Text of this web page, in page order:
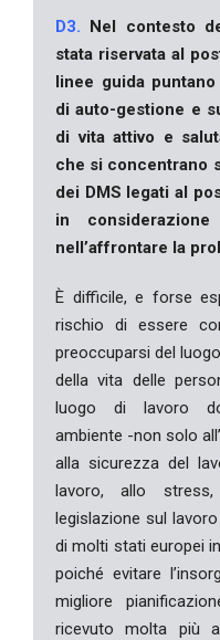
D3. Nel contesto
stata riservata al
linee guida
di auto-gestione e
di vita attivo e
che si concentrano
dei DMS legati al
in
nell’affrontare la
È difficile, e forse
rischio di essere
preoccuparsi del
della vita delle
luogo di lavoro
ambiente -non solo
alla sicurezza del
lavoro, allo
legislazione sul
di molti stati europei
poiché evitare
migliore
ricevuto molta più